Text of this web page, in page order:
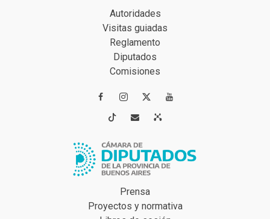
Autoridades
Visitas guiadas
Reglamento
Diputados
Comisiones
 
 
Prensa
Proyectos y normativa